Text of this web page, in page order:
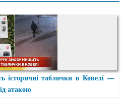
історичні таблички в Ковелі —
атакою